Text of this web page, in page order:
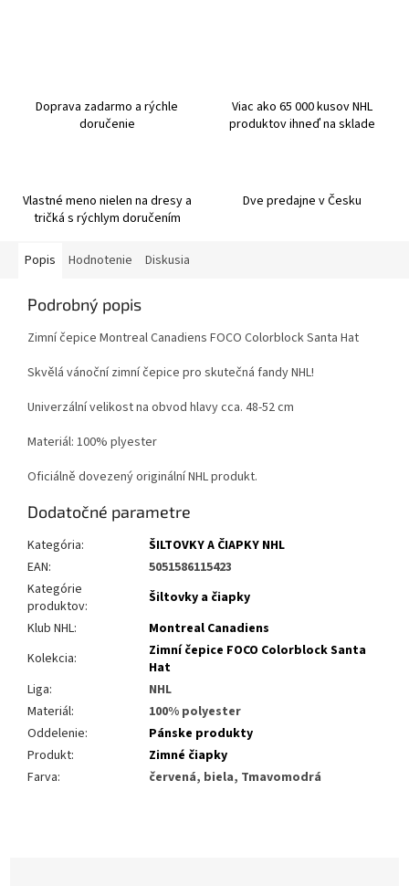
Doprava zadarmo a rýchle
doručenie
Viac ako 65 000 kusov NHL
produktov ihneď na sklade
Vlastné meno nielen na dresy a
tričká s rýchlym doručením
Dve predajne v Česku
Popis Hodnotenie Diskusia
Podrobný popis
Zimní čepice Montreal Canadiens FOCO Colorblock Santa Hat
Skvělá vánoční zimní čepice pro skutečná fandy NHL!
Univerzální velikost na obvod hlavy cca. 48-52 cm
Materiál: 100% plyester
Oficiálně dovezený originální NHL produkt.
Dodatočné parametre
Kategória:
ŠILTOVKY A ČIAPKY NHL
EAN:
5051586115423
Kategórie
produktov:
Šiltovky a čiapky
Klub NHL:
Montreal Canadiens
Kolekcia:
Zimní čepice FOCO Colorblock Santa
Hat
Liga:
NHL
Materiál:
100% polyester
Oddelenie:
Pánske produkty
Produkt:
Zimné čiapky
Farva: červená, biela, Tmavomodrá